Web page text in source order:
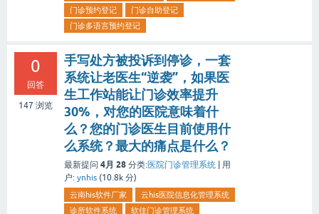
门诊预约登记
门诊自助登记
门诊多语言预约登记
0
回答
147 浏览
手写处方被投诉到停诊，一套
系统让老医生“逆袭”，如果医
生工作站能让门诊效率提升
30%，对您的医院意味着什
么？您的门诊医生目前使用什
么系统？最大的痛点是什么？
最新提问 4月 28 分类:医院门诊管理系统
用
户: ynhis (10.8k 分)
云南his软件厂家
云his医院信息化管理系统
诊所软件系统
软佳门诊管理系统